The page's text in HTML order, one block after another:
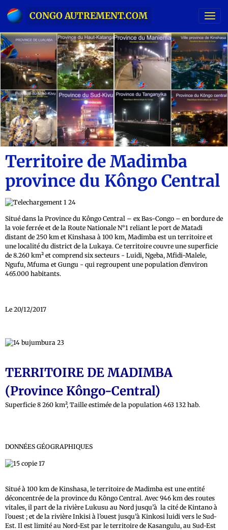
CONGO AUTREMENT.COM
Territoire de Madimba
province du Kôngo Central
Situé dans la Province du Kôngo Central – ex Bas-Congo – en bordure de
la voie ferrée et de la Route Nationale N°1 reliant le port de Matadi
distant de 250 km et Kinshasa à 100 km, Madimba est un territoire et
une localité du district de la Lukaya. Ce territoire couvre une superficie
de 8.260 km² et comprend six secteurs - Luidi, Ngeba, Mfidi-Malele,
Ngufu, Mfuma et Gungu - qui regroupent une population d’environ
465.000 habitants.
Le 20/12/2017
TERRITOIRE DE MADIMBA
(Province Kôngo-Central)
Superficie 8 260 km², Taille estimée de la population 463 132 hab.
DONNÉES GÉOGRAPHIQUES
Situé à 100 km de Kinshasa, le territoire de Madimba est une entité
déconcentrée de la province du Kôngo Central. Avec 946 km des routes
vitales, il part de la rivière Lukusu au Nord jusqu’à la cité de Kintano à
l’ouest ; et de la rivière Inkisi à l’ouest jusqu’à Kinkosi luidi vers le Sud-
Est. Il est limité au Nord-Est par le territoire de Kasangulu, au Sud-Est